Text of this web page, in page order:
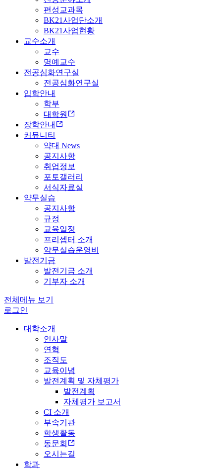
편성교과목
BK21사업단소개
BK21사업현황
교수소개
교수
명예교수
전공심화연구실
전공심화연구실
입학안내
학부
대학원
장학안내
커뮤니티
약대 News
공지사항
취업정보
포토갤러리
서식자료실
약무실습
공지사항
규정
교육일정
프리셉터 소개
약무실습운영비
발전기금
발전기금 소개
기부자 소개
전체메뉴 보기
로그인
대학소개
인사말
연혁
조직도
교육이념
발전계획 및 자체평가
발전계획
자체평가 보고서
CI 소개
부속기관
학생활동
동문회
오시는길
학과